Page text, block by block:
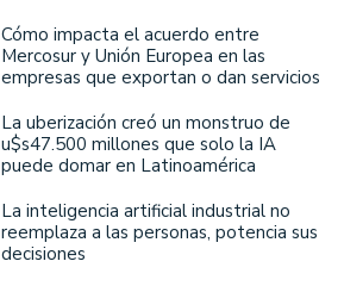
Cómo impacta el acuerdo entre
Mercosur y Unión Europea en las
empresas que exportan o dan servicios
La uberización creó un monstruo de
u$s47.500 millones que solo la IA
puede domar en Latinoamérica
La inteligencia artificial industrial no
reemplaza a las personas, potencia sus
decisiones